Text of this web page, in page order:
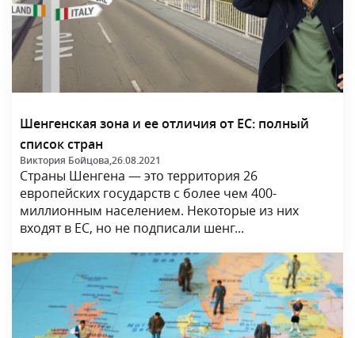
Шенгенская зона и ее отличия от ЕС: полный
список стран
Виктория Бойцова,26.08.2021
Страны Шенгена — это территория 26
европейских государств с более чем 400-
миллионным населением. Некоторые из них
входят в ЕС, но не подписали шенг...